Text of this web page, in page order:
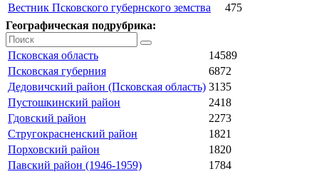
Вестник Псковского губернского земства
475
Географическая подрубрика:
Псковская область
14589
Псковская губерния
6872
Дедовичский район (Псковская область) 3135
Пустошкинский район
2418
Гдовский район
2273
Стругокрасненский район
1821
Порховский район
1820
Павский район (1946-1959)
1784